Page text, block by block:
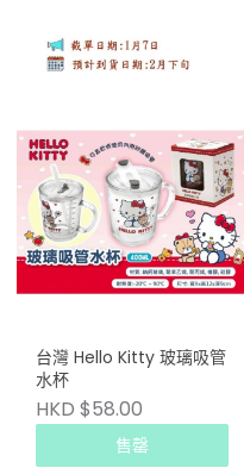
台灣 Hello Kitty 玻璃吸管
水杯
HKD $58.00
售罄